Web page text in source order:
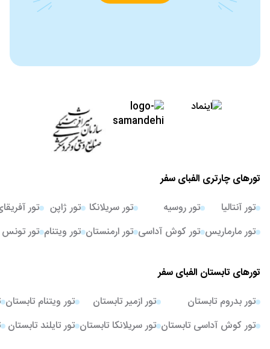
تورهای چارتری الفبای سفر
تور آنتالیا
تور مارماریس
تور روسیه
تور کوش آداسی
تور سریلانکا
تور ارمنستان
تور ژاپن
تور ویتنام
تور
تور تونس
تورهای تابستان الفبای سفر
تور بدروم تابستان
تور کوش آداسی تابستان
تور ازمیر تابستان
تور سریلانکا تابستان
تور ویتنام تابستان
تور تایلند تابستان